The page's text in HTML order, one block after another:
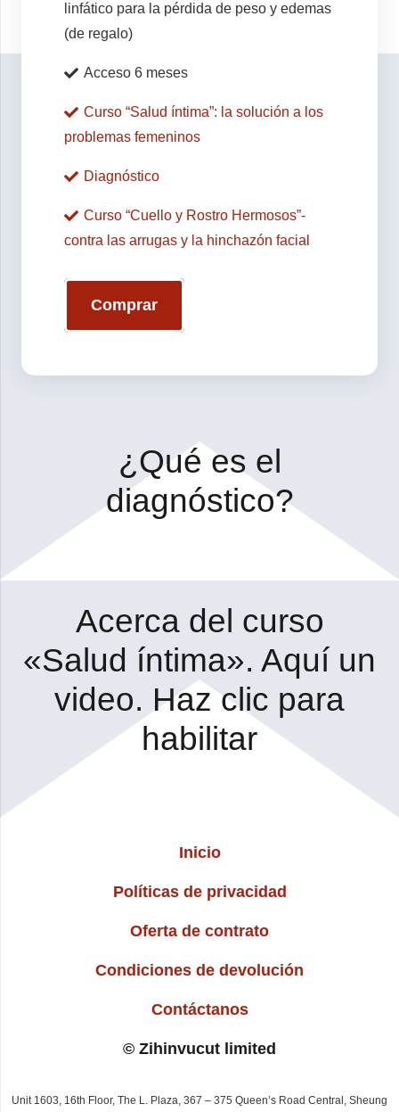
linfático para la pérdida de peso y edemas
(de regalo)
Acceso 6 meses
Curso “Salud íntima”: la solución a los
problemas femeninos
Diagnóstico
Curso “Cuello y Rostro Hermosos”-
contra las arrugas y la hinchazón facial
Comprar
¿Qué es el
diagnóstico?
Acerca del curso
«Salud íntima». Aquí un
video. Haz clic para
habilitar
Inicio
Políticas de privacidad
Oferta de contrato
Condiciones de devolución
Contáctanos
© Zihinvucut limited
Unit 1603, 16th Floor, The L. Plaza, 367 – 375 Queen’s Road Central, Sheung